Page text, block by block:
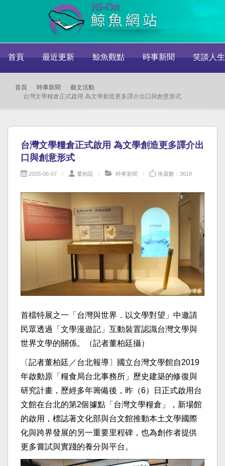
首頁 最近更新 鯨魚觀點 時事新聞 笑談人生
首頁 時事新聞
藝文活動
台灣文學糧倉正式啟用 為文學創造更多譯介出口與創意形式
台灣文學糧倉正式啟用 為文學創造更多譯介出
口與創意形式
2025-06-07 董柏廷 時事新聞 推薦數：3619
首檔特展之一「台灣與世界．以文學對望」中邀請
民眾透過「文學漫遊記」互動裝置認識台灣文學與
世界文學的關係。（記者董柏廷攝）
〔記者董柏廷／台北報導〕國立台灣文學館自2019
年啟動原「糧食局台北事務所」歷史建築的修復與
研究計畫，歷經多年籌備後，昨（6）日正式啟用台
文館在台北的第2個據點「台灣文學糧倉」，新場館
的啟用，標誌著文化部與台文館推動本土文學國際
化與跨界發展的另一重要里程碑，也為創作者提供
更多嘗試與實踐的養分與平台。